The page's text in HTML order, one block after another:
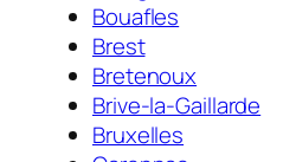
Bouafles
Brest
Bretenoux
Brive-la-Gaillarde
Bruxelles